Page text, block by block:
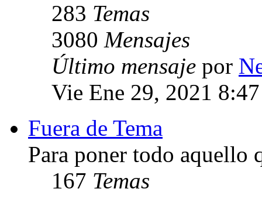
283 Temas
3080 Mensajes
Último mensaje por
Vie Ene 29, 2021
Fuera de Tema
Para poner todo aquello
167 Temas